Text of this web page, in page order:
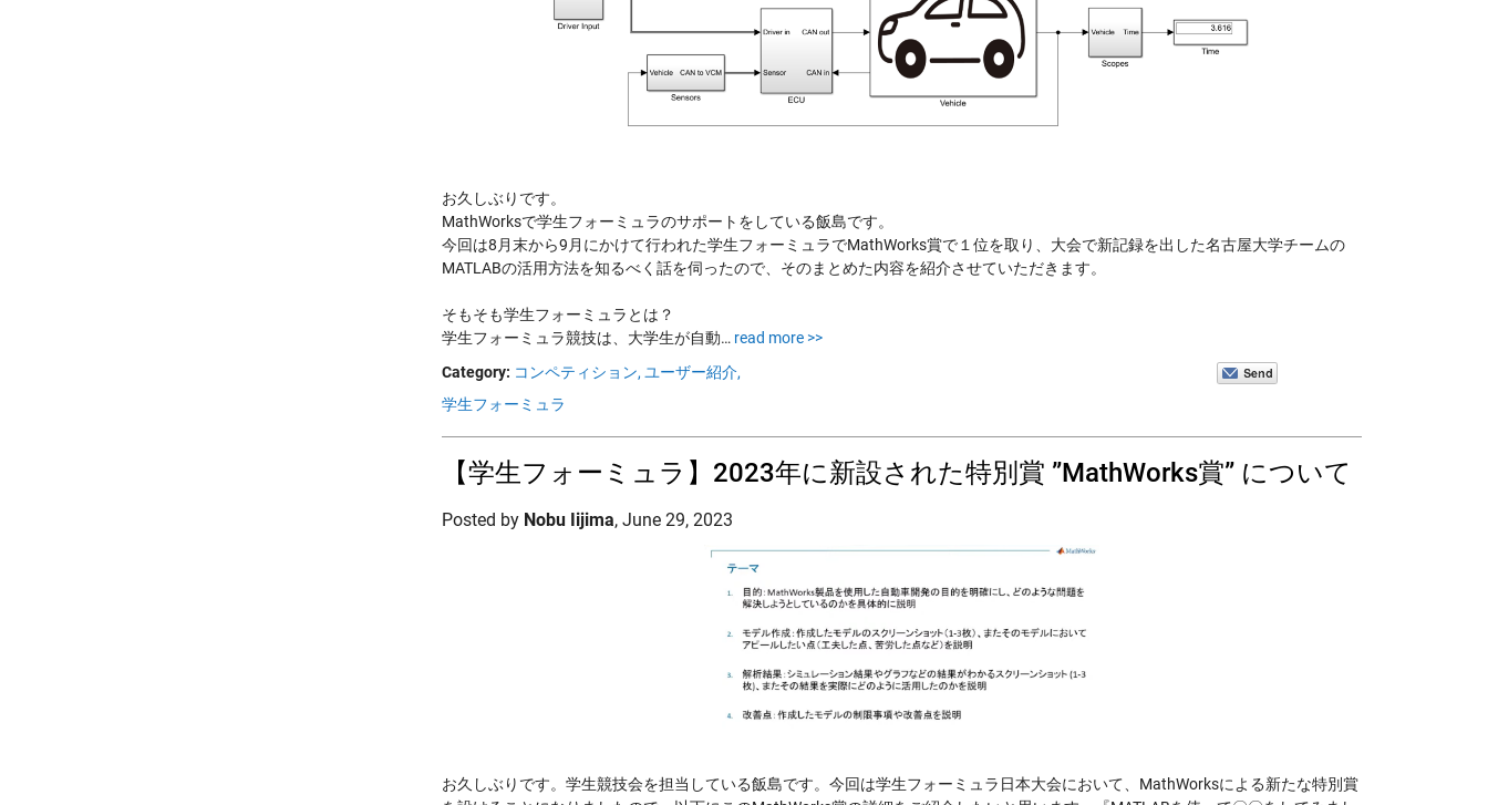
お久しぶりです。
MathWorksで学生フォーミュラのサポートをしている飯島です。
今回は8月末から9月にかけて行われた学生フォーミュラでMathWorks賞で１位を取り、大会で新記録を出した名古屋大学チームの
MATLABの活用方法を知るべく話を伺ったので、そのまとめた内容を紹介させていただきます。
そもそも学生フォーミュラとは？
学生フォーミュラ競技は、大学生が自動… read more >>
Category: コンペティション, ユーザー紹介,
学生フォーミュラ
【学生フォーミュラ】2023年に新設された特別賞 ”MathWorks賞” について
Posted by Nobu Iijima, June 29, 2023
お久しぶりです。学生競技会を担当している飯島です。今回は学生フォーミュラ日本大会において、MathWorksによる新たな特別賞